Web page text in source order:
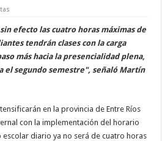
efecto las cuatro horas máximas de
tendrán clases con la carga
más hacia la presencialidad plena,
el segundo semestre", señaló Martín
en la provincia de Entre Ríos
con la implementación del horario
diario ya no será de cuatro horas